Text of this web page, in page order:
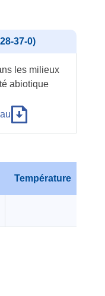
37-0)
les milieux
abiotique
Température